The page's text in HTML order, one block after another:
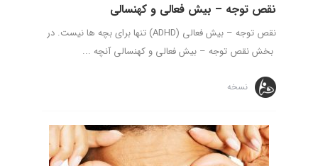
نقص توجه – بیش فعالی و کهنسالی
نقص توجه – بیش فعالی (ADHD) تنها برای بچه ها نیست. در
بخش نقص توجه – بیش فعالی و کهنسالی آنچه ...
نسخه